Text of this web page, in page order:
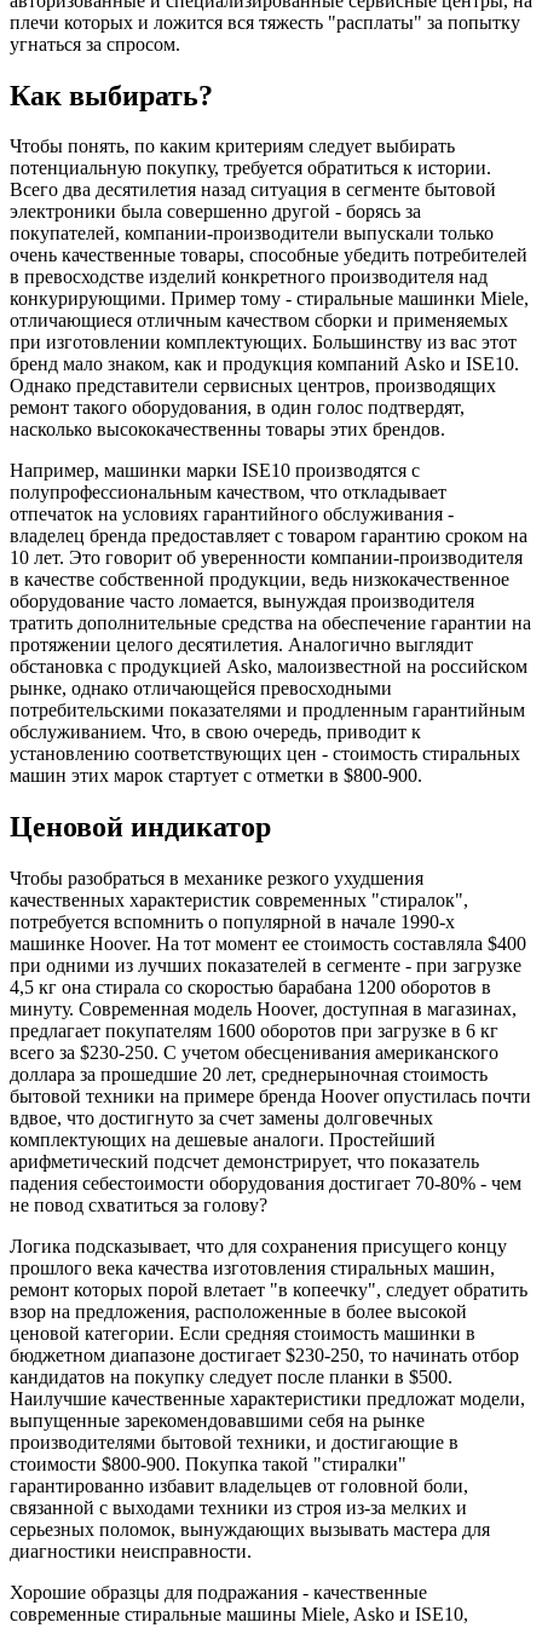
плечи которых и ложится вся тяжесть "расплаты" за попытку
угнаться за спросом.
Как выбирать?
Чтобы понять, по каким критериям следует выбирать
потенциальную покупку, требуется обратиться к истории.
Всего два десятилетия назад ситуация в сегменте бытовой
электроники была совершенно другой - борясь за
покупателей, компании-производители выпускали только
очень качественные товары, способные убедить потребителей
в превосходстве изделий конкретного производителя над
конкурирующими. Пример тому - стиральные машинки Miele,
отличающиеся отличным качеством сборки и применяемых
при изготовлении комплектующих. Большинству из вас этот
бренд мало знаком, как и продукция компаний Asko и ISE10.
Однако представители сервисных центров, производящих
ремонт такого оборудования, в один голос подтвердят,
насколько высококачественны товары этих брендов.
Например, машинки марки ISE10 производятся с
полупрофессиональным качеством, что откладывает
отпечаток на условиях гарантийного обслуживания -
владелец бренда предоставляет с товаром гарантию сроком на
10 лет. Это говорит об уверенности компании-производителя
в качестве собственной продукции, ведь низкокачественное
оборудование часто ломается, вынуждая производителя
тратить дополнительные средства на обеспечение гарантии на
протяжении целого десятилетия. Аналогично выглядит
обстановка с продукцией Asko, малоизвестной на российском
рынке, однако отличающейся превосходными
потребительскими показателями и продленным гарантийным
обслуживанием. Что, в свою очередь, приводит к
установлению соответствующих цен - стоимость стиральных
машин этих марок стартует с отметки в $800-900.
Ценовой индикатор
Чтобы разобраться в механике резкого ухудшения
качественных характеристик современных "стиралок",
потребуется вспомнить о популярной в начале 1990-х
машинке Hoover. На тот момент ее стоимость составляла $400
при одними из лучших показателей в сегменте - при загрузке
4,5 кг она стирала со скоростью барабана 1200 оборотов в
минуту. Современная модель Hoover, доступная в магазинах,
предлагает покупателям 1600 оборотов при загрузке в 6 кг
всего за $230-250. С учетом обесценивания американского
доллара за прошедшие 20 лет, среднерыночная стоимость
бытовой техники на примере бренда Hoover опустилась почти
вдвое, что достигнуто за счет замены долговечных
комплектующих на дешевые аналоги. Простейший
арифметический подсчет демонстрирует, что показатель
падения себестоимости оборудования достигает 70-80% - чем
не повод схватиться за голову?
Логика подсказывает, что для сохранения присущего концу
прошлого века качества изготовления стиральных машин,
ремонт которых порой влетает "в копеечку", следует обратить
взор на предложения, расположенные в более высокой
ценовой категории. Если средняя стоимость машинки в
бюджетном диапазоне достигает $230-250, то начинать отбор
кандидатов на покупку следует после планки в $500.
Наилучшие качественные характеристики предложат модели,
выпущенные зарекомендовавшими себя на рынке
производителями бытовой техники, и достигающие в
стоимости $800-900. Покупка такой "стиралки"
гарантированно избавит владельцев от головной боли,
связанной с выходами техники из строя из-за мелких и
серьезных поломок, вынуждающих вызывать мастера для
диагностики неисправности.
Хорошие образцы для подражания - качественные
современные стиральные машины Miele, Asko и ISE10,